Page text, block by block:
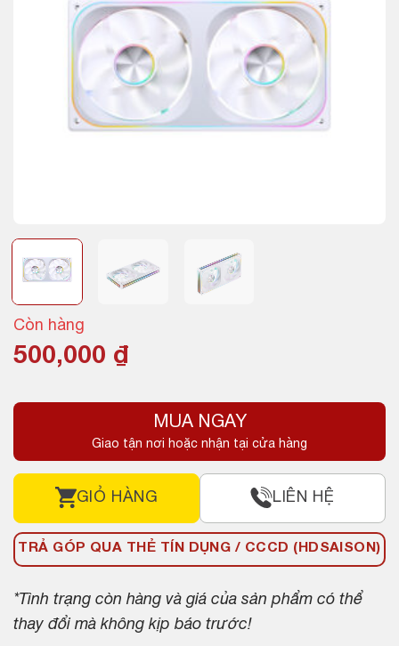
Còn hàng
500,000 ₫
MUA NGAY
Giao tận nơi hoặc nhận tại cửa hàng
GIỎ HÀNG LIÊN HỆ
TRẢ GÓP QUA THẺ TÍN DỤNG / CCCD (HDSAISON)
*Tình trạng còn hàng và giá của sản phẩm có thể
thay đổi mà không kịp báo trước!